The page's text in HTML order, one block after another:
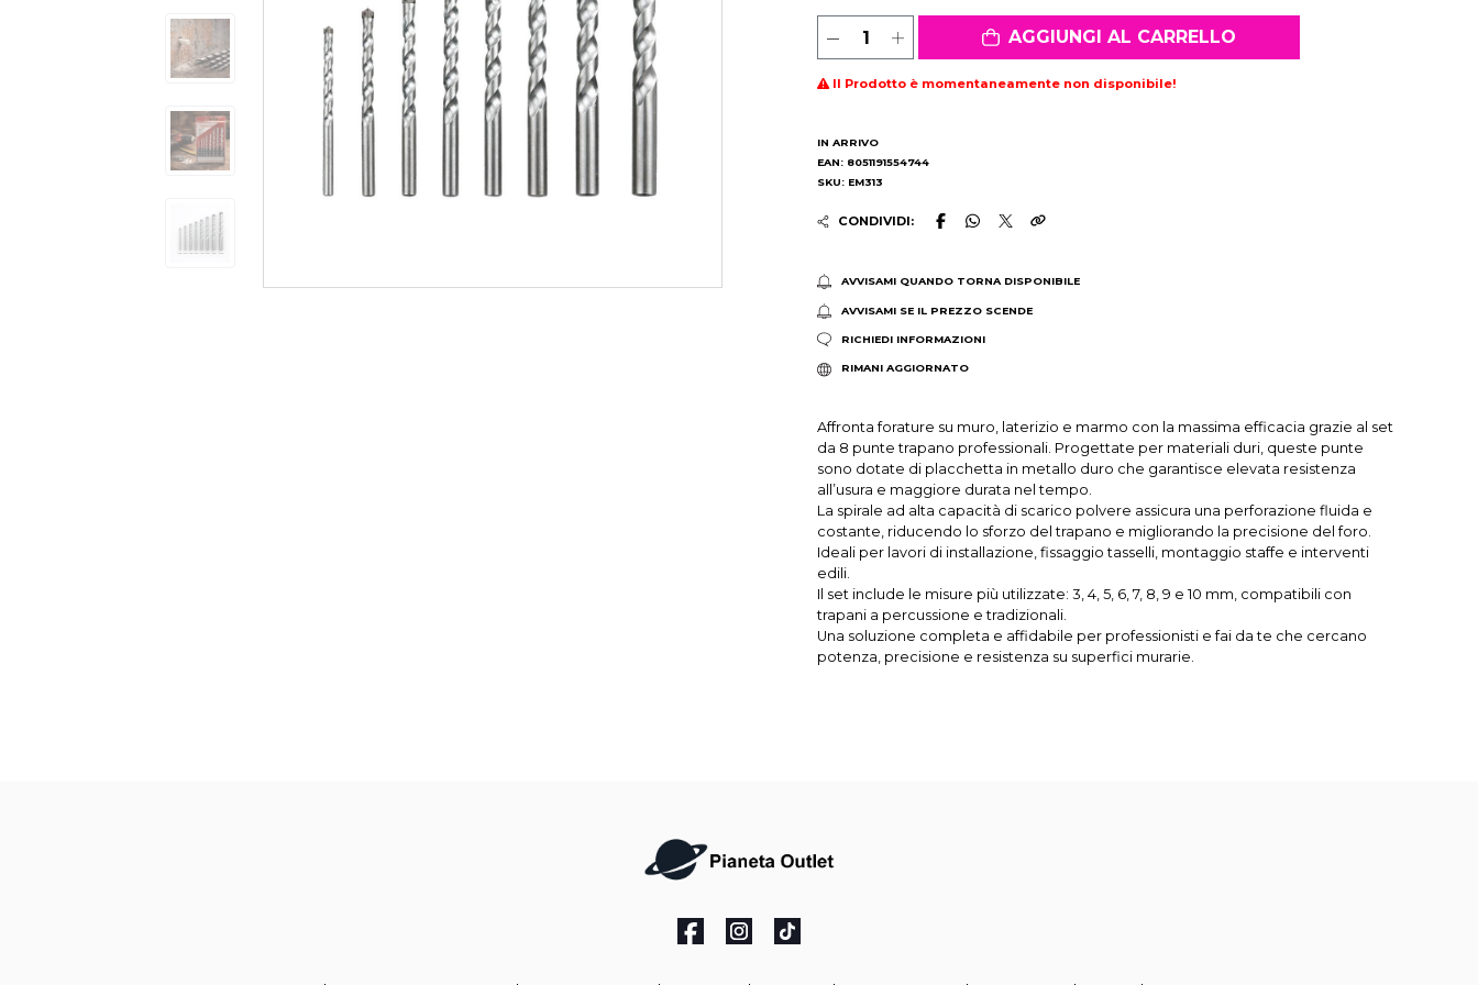
AGGIUNGI AL CARRELLO
Il Prodotto è momentaneamente non disponibile!
IN ARRIVO
EAN: 8051191554744
SKU: EM313
CONDIVIDI:
AVVISAMI QUANDO TORNA DISPONIBILE
AVVISAMI SE IL PREZZO SCENDE
RICHIEDI INFORMAZIONI
RIMANI AGGIORNATO
Affronta forature su muro, laterizio e marmo con la massima efficacia grazie al set
da 8 punte trapano professionali. Progettate per materiali duri, queste punte
sono dotate di placchetta in metallo duro che garantisce elevata resistenza
all’usura e maggiore durata nel tempo.
La spirale ad alta capacità di scarico polvere assicura una perforazione fluida e
costante, riducendo lo sforzo del trapano e migliorando la precisione del foro.
Ideali per lavori di installazione, fissaggio tasselli, montaggio staffe e interventi
edili.
Il set include le misure più utilizzate: 3, 4, 5, 6, 7, 8, 9 e 10 mm, compatibili con
trapani a percussione e tradizionali.
Una soluzione completa e affidabile per professionisti e fai da te che cercano
potenza, precisione e resistenza su superfici murarie.